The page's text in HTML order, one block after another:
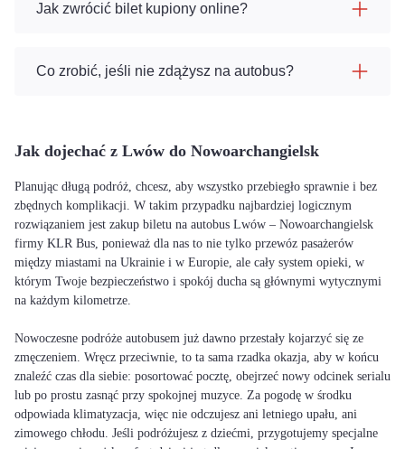
Jak zwrócić bilet kupiony online?
Co zrobić, jeśli nie zdążysz na autobus?
Jak dojechać z Lwów do Nowoarchangielsk
Planując długą podróż, chcesz, aby wszystko przebiegło sprawnie i bez
zbędnych komplikacji. W takim przypadku najbardziej logicznym
rozwiązaniem jest zakup biletu na autobus Lwów – Nowoarchangielsk
firmy KLR Bus, ponieważ dla nas to nie tylko przewóz pasażerów
między miastami na Ukrainie i w Europie, ale cały system opieki, w
którym Twoje bezpieczeństwo i spokój ducha są głównymi wytycznymi
na każdym kilometrze.
Nowoczesne podróże autobusem już dawno przestały kojarzyć się ze
zmęczeniem. Wręcz przeciwnie, to ta sama rzadka okazja, aby w końcu
znaleźć czas dla siebie: posortować pocztę, obejrzeć nowy odcinek serialu
lub po prostu zasnąć przy spokojnej muzyce. Za pogodę w środku
odpowiada klimatyzacja, więc nie odczujesz ani letniego upału, ani
zimowego chłodu. Jeśli podróżujesz z dziećmi, przygotujemy specjalne